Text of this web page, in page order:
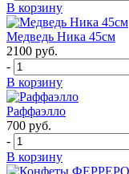
В корзину
Медведь Ника 45см
2100 руб.
-
В корзину
Раффаэлло
700 руб.
-
В корзину